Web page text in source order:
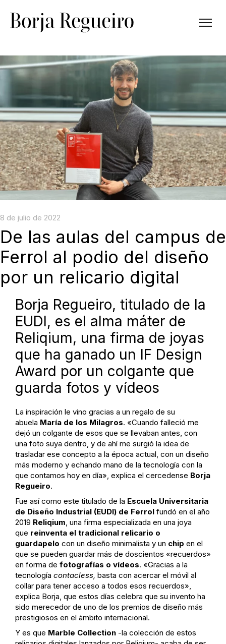
8 de julio de 2022
De las aulas del campus de
Ferrol al podio del diseño
por un relicario digital
Borja Regueiro, titulado de la
EUDI, es el alma máter de
Reliqium, una firma de joyas
que ha ganado un IF Design
Award por un colgante que
guarda fotos y vídeos
La inspiración le vino gracias a un regalo de su
abuela María de los Milagros. «Cuando falleció me
dejó un colgante de esos que se llevaban antes, con
una foto suya dentro, y de ahí me surgió la idea de
trasladar ese concepto a la época actual, con un diseño
más moderno y echando mano de la tecnología con la
que contamos hoy en día», explica el cercedense Borja
Regueiro.
Fue así como este titulado de la Escuela Universitaria
de Diseño Industrial (EUDI) de Ferrol fundó en el año
2019 Reliqium, una firma especializada en una joya
que reinventa el tradicional relicario o
guardapelo con un diseño minimalista y un chip en el
que se pueden guardar más de doscientos «recuerdos»
en forma de fotografías o vídeos. «Gracias a la
tecnología contacless, basta con acercar el móvil al
collar para tener acceso a todos esos recuerdos»,
explica Borja, que estos días celebra que su invento ha
sido merecedor de uno de los premios de diseño más
prestigiosos en el ámbito internacional.
Y es que Marble Collection -la colección de estos